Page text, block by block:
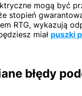
mogą być
stopień
RTG, wykazują
miał puszki
błędy